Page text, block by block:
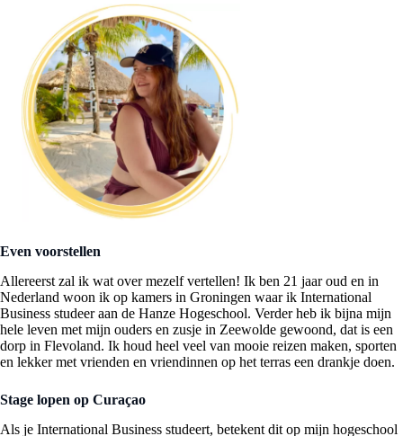
Even voorstellen
Allereerst zal ik wat over mezelf vertellen! Ik ben 21 jaar oud en in
Nederland woon ik op kamers in Groningen waar ik International
Business studeer aan de Hanze Hogeschool. Verder heb ik bijna mijn
hele leven met mijn ouders en zusje in Zeewolde gewoond, dat is een
dorp in Flevoland. Ik houd heel veel van mooie reizen maken, sporten
en lekker met vrienden en vriendinnen op het terras een drankje doen.
Stage lopen op Curaçao
Als je International Business studeert, betekent dit op mijn hogeschool